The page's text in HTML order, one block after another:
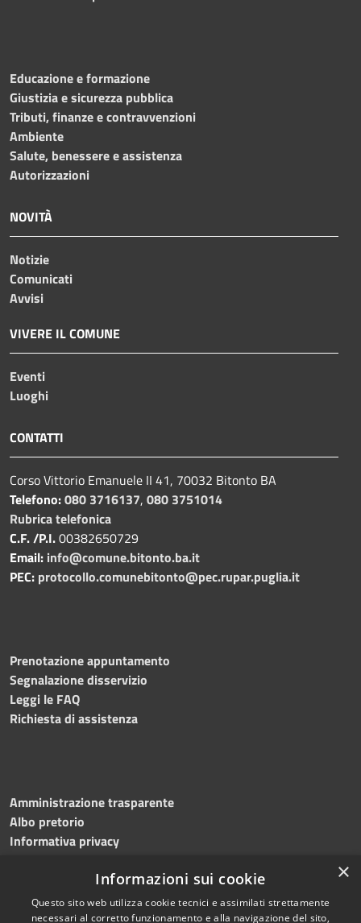
Educazione e formazione
Giustizia e sicurezza pubblica
Tributi, finanze e contravvenzioni
Ambiente
Salute, benessere e assistenza
Autorizzazioni
NOVITÀ
Notizie
Comunicati
Avvisi
VIVERE IL COMUNE
Eventi
Luoghi
CONTATTI
Corso Vittorio Emanuele II 41, 70032 Bitonto BA
Telefono:080 3716137, 080 3751014
Rubrica telefonica
C.F. /P.I.00382650729
Email: info@comune.bitonto.ba.it
PEC: protocollo.comunebitonto@pec.rupar.puglia.it
Prenotazione appuntamento
Segnalazione disservizio
Leggi le FAQ
Richiesta di assistenza
Amministrazione trasparente
Albo pretorio
Informativa privacy
Dichiarazione di accessibilità Meccanismo di feedback ×
Informazioni sui cookie
Questo sito web utilizza cookie tecnici e assimilati strettamente
necessari al corretto funzionamento e alla navigazione del sito,